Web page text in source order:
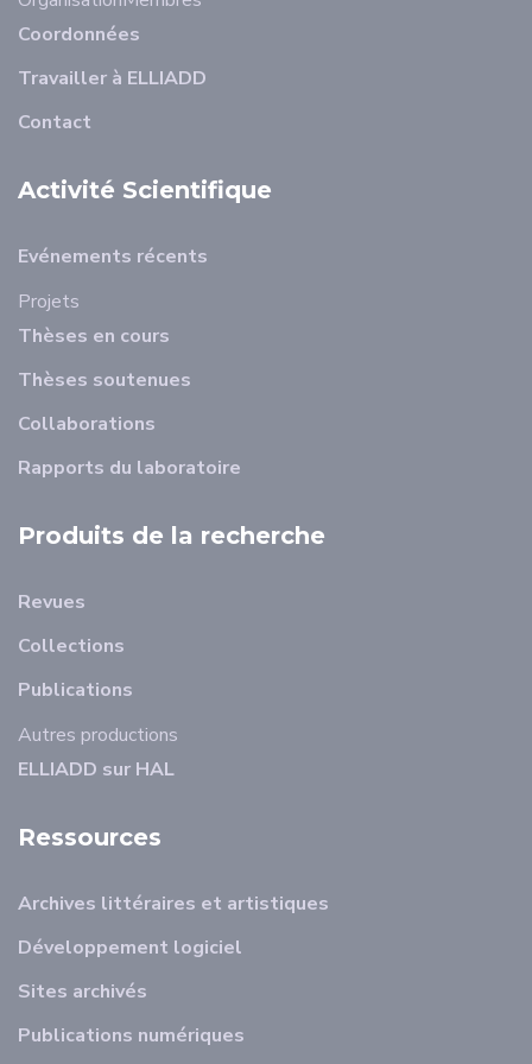
Coordonnées
Travailler à ELLIADD
Contact
Activité Scientifique
Evénements récents
Projets
Thèses en cours
Thèses soutenues
Collaborations
Rapports du laboratoire
Produits de la recherche
Revues
Collections
Publications
Autres productions
ELLIADD sur HAL
Ressources
Archives littéraires et artistiques
Développement logiciel
Sites archivés
Publications numériques